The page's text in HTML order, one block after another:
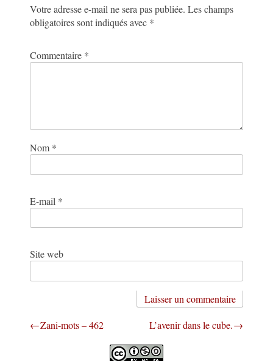
Votre adresse e-mail ne sera pas publiée. Les champs
obligatoires sont indiqués avec *
Commentaire *
Nom *
E-mail *
Site web
Navigation
Zani-mots – 462 L’avenir dans le cube.